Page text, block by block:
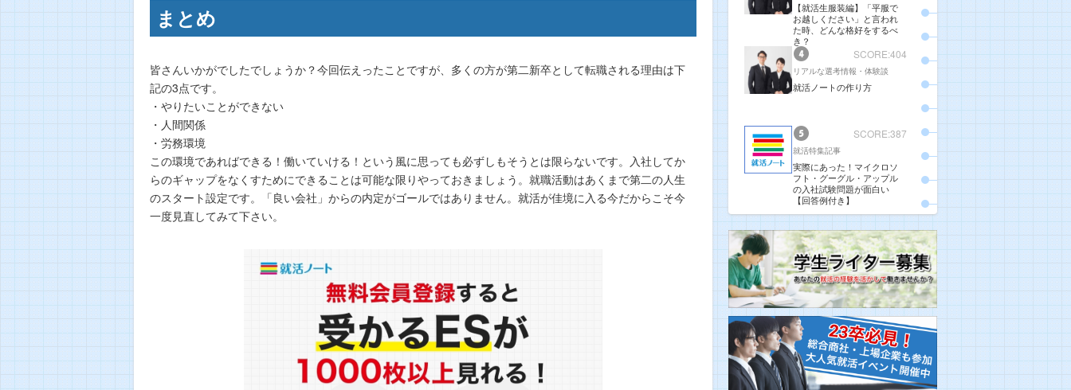
まとめ
皆さんいかがでしたでしょうか？今回伝えったことですが、多くの方が第二新卒として転職される理由は下
記の3点です。
・やりたいことができない
・人間関係
・労務環境
この環境であればできる！働いていける！という風に思っても必ずしもそうとは限らないです。入社してか
らのギャップをなくすためにできることは可能な限りやっておきましょう。就職活動はあくまで第二の人生
のスタート設定です。「良い会社」からの内定がゴールではありません。就活が佳境に入る今だからこそ今
一度見直してみて下さい。
【就活生服装編】「平服で
お越しください」と言われ
た時、どんな格好をするべ
き？
SCORE:404
リアルな選考情報・体験談
就活ノートの作り方
SCORE:387
就活特集記事
実際にあった！マイクロソ
フト・グーグル・アップル
の入社試験問題が面白い
【回答例付き】